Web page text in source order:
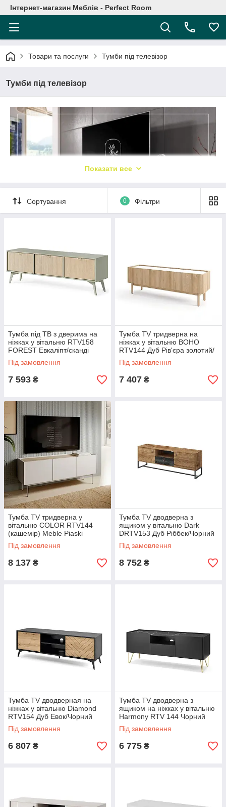
Інтернет-магазин Меблів - Perfect Room
Товари та послуги Тумби під телевізор
Тумби під телевізор
Показати все
Сортування 0 Фільтри
Тумба під ТВ з дверима на
ніжках у вітальню RTV158
FOREST Евкаліпт/сканді
ялинка Meble Piaski
Під замовлення
7 593 ₴
Тумба TV тридверна на
ніжках у вітальню BOHO
RTV144 Дуб Рів'єра золотий/
Мрамур Б'янка Meble Piaski
Під замовлення
7 407 ₴
Тумба TV тридверна у
вітальню COLOR RTV144
(кашемір) Meble Piaski
Під замовлення
8 137 ₴
Тумба TV дводверна з
ящиком у вітальню Dark
DRTV153 Дуб Ріббек/Чорний
камінь Meble Piaski
Під замовлення
8 752 ₴
Тумба TV дводверная на
ніжках у вітальню Diamond
RTV154 Дуб Евок/Чорний
Meble Piaski
Під замовлення
6 807 ₴
Тумба TV дводверна з
ящиком на ніжках у вітальню
Harmony RTV 144 Чорний
Графіт/ Мрамур чорний
Під замовлення
6 775 ₴